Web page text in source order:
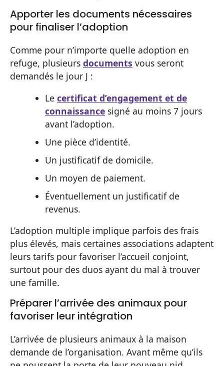
Apporter les documents nécessaires
pour finaliser l’adoption
Comme pour n’importe quelle adoption en
refuge, plusieurs documents vous seront
demandés le jour J :
Le certificat d’engagement et de
connaissance signé au moins 7 jours
avant l’adoption.
Une pièce d’identité.
Un justificatif de domicile.
Un moyen de paiement.
Éventuellement un justificatif de
revenus.
L’adoption multiple implique parfois des frais
plus élevés, mais certaines associations adaptent
leurs tarifs pour favoriser l’accueil conjoint,
surtout pour des duos ayant du mal à trouver
une famille.
Préparer l’arrivée des animaux pour
favoriser leur intégration
L’arrivée de plusieurs animaux à la maison
demande de l’organisation. Avant même qu’ils